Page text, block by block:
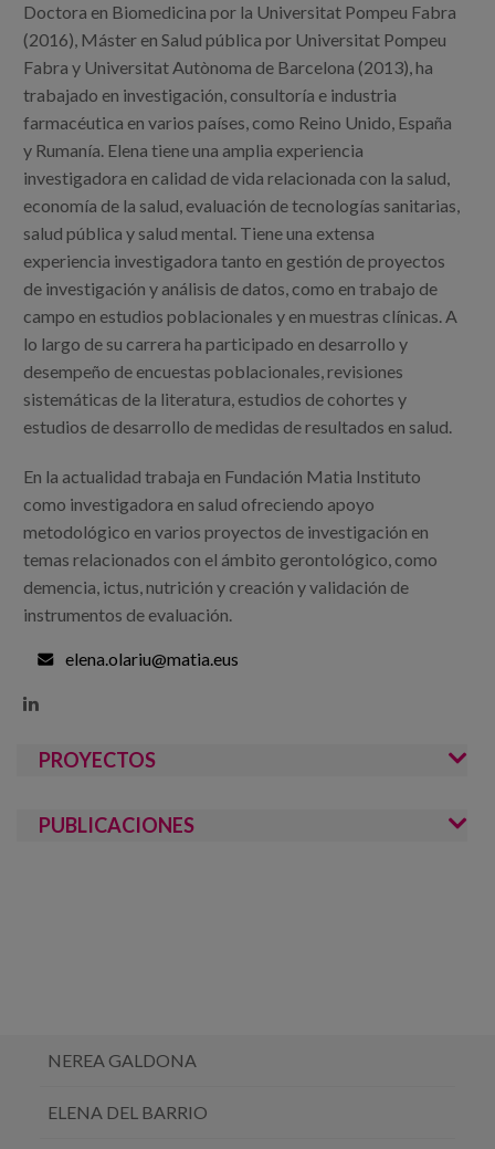
Blog
Prensa
Trabaja con nosotros
Canal de denuncias
es
eu
en
Doctora en Biomedicina por la Universitat Pompeu Fabra
(2016), Máster en Salud pública por Universitat Pompeu
Fabra y Universitat Autònoma de Barcelona (2013), ha
trabajado en investigación, consultoría e industria
farmacéutica en varios países, como Reino Unido, España
y Rumanía. Elena tiene una amplia experiencia
investigadora en calidad de vida relacionada con la salud,
economía de la salud, evaluación de tecnologías sanitarias,
salud pública y salud mental. Tiene una extensa
experiencia investigadora tanto en gestión de proyectos
de investigación y análisis de datos, como en trabajo de
campo en estudios poblacionales y en muestras clínicas. A
lo largo de su carrera ha participado en desarrollo y
desempeño de encuestas poblacionales, revisiones
sistemáticas de la literatura, estudios de cohortes y
estudios de desarrollo de medidas de resultados en salud.
En la actualidad trabaja en Fundación Matia Instituto
como investigadora en salud ofreciendo apoyo
metodológico en varios proyectos de investigación en
temas relacionados con el ámbito gerontológico, como
demencia, ictus, nutrición y creación y validación de
instrumentos de evaluación.
elena.olariu@matia.eus

PROYECTOS
PUBLICACIONES
NEREA GALDONA
ELENA DEL BARRIO